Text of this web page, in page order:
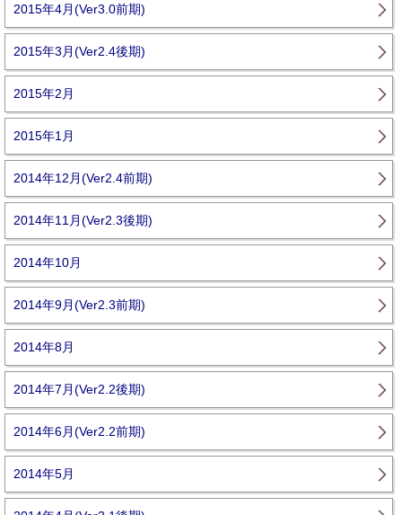
2015年4月(Ver3.0前期)
2015年3月(Ver2.4後期)
2015年2月
2015年1月
2014年12月(Ver2.4前期)
2014年11月(Ver2.3後期)
2014年10月
2014年9月(Ver2.3前期)
2014年8月
2014年7月(Ver2.2後期)
2014年6月(Ver2.2前期)
2014年5月